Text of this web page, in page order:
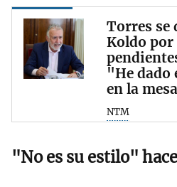
Torres se
Koldo por
"He dado
en la
NTM
"No es su estilo"